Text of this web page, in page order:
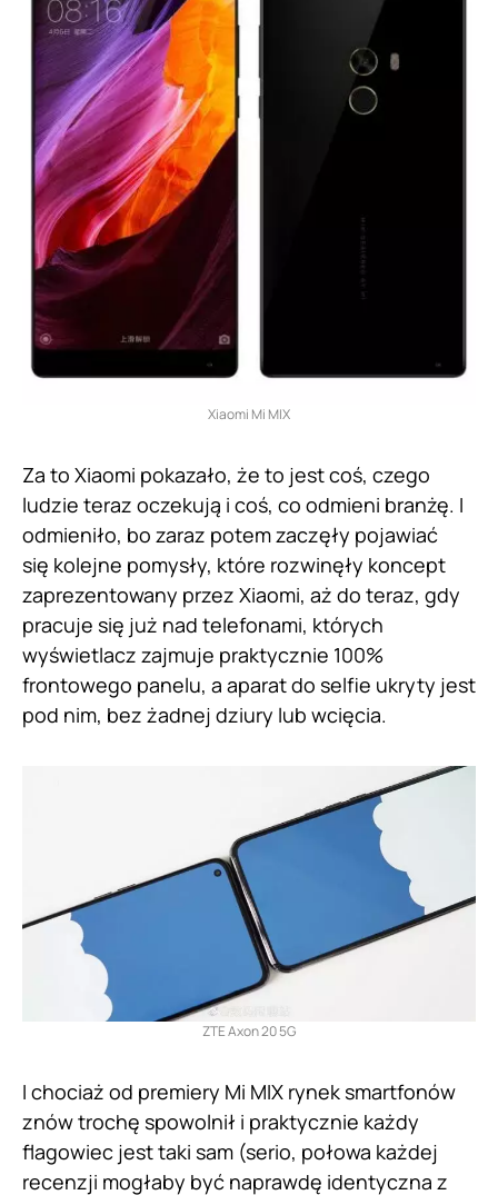
Xiaomi Mi MIX
Za to Xiaomi pokazało, że to jest coś, czego
ludzie teraz oczekują i coś, co odmieni branżę. I
odmieniło, bo zaraz potem zaczęły pojawiać
się kolejne pomysły, które rozwinęły koncept
zaprezentowany przez Xiaomi, aż do teraz, gdy
pracuje się już nad telefonami, których
wyświetlacz zajmuje praktycznie 100%
frontowego panelu, a aparat do selfie ukryty jest
pod nim, bez żadnej dziury lub wcięcia.
ZTE Axon 20 5G
I chociaż od premiery Mi MIX rynek smartfonów
znów trochę spowolnił i praktycznie każdy
flagowiec jest taki sam (serio, połowa każdej
recenzji mogłaby być naprawdę identyczna z